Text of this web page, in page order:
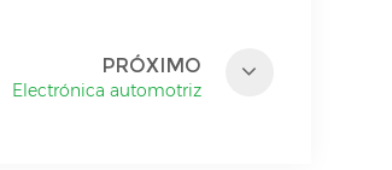
PRÓXIMO
Electrónica automotriz